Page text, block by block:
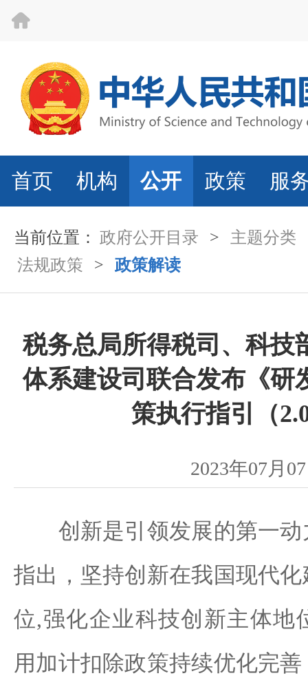
首页 机构 公开 政策 服
当前位置： 政府公开目录 > 主题分类
法规政策
> 政策解读
税务总局所得税司、科技
体系建设司联合发布《研
策执行指引（
2023年07月
创新是引领发展的第一动
指出，坚持创新在我国现代
位,强化企业科技创新主体地
用加计扣除政策持续优化完